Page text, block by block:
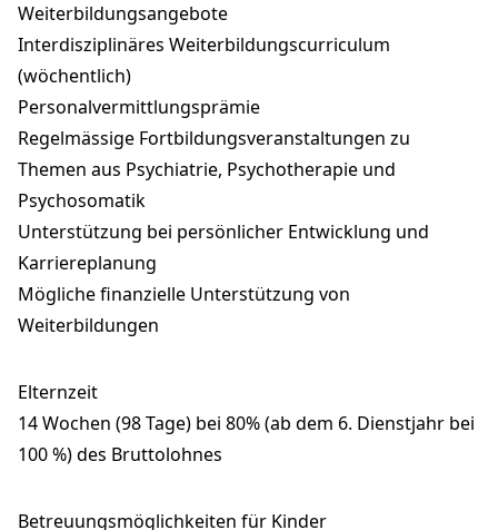
Weiterbildungsangebote
Interdisziplinäres Weiterbildungscurriculum
(wöchentlich)
Personalvermittlungsprämie
Regelmässige Fortbildungsveranstaltungen zu
Themen aus Psychiatrie, Psychotherapie und
Psychosomatik
Unterstützung bei persönlicher Entwicklung und
Karriereplanung
Mögliche finanzielle Unterstützung von
Weiterbildungen
Elternzeit
14 Wochen (98 Tage) bei 80% (ab dem 6. Dienstjahr bei
100 %) des Bruttolohnes
Betreuungsmöglichkeiten für Kinder